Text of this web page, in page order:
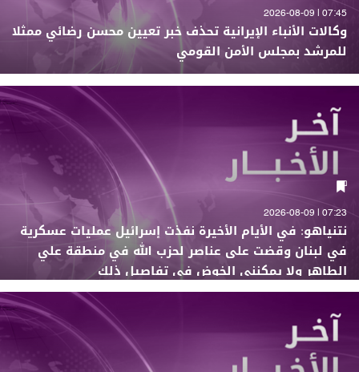
07:45 | 2026-08-09
وكالات الأنباء الإيرانية تحذف خبر تعيين محسن رضائي ممثلا
للمرشد بمجلس الأمن القومي
07:23 | 2026-08-09
نتنياهو: في الأيام الأخيرة نفذت إسرائيل عمليات عسكرية
في لبنان وقضت على عناصر لحزب الله في منطقة علي
الطاهر ولا يمكنني الخوض في تفاصيل ذلك